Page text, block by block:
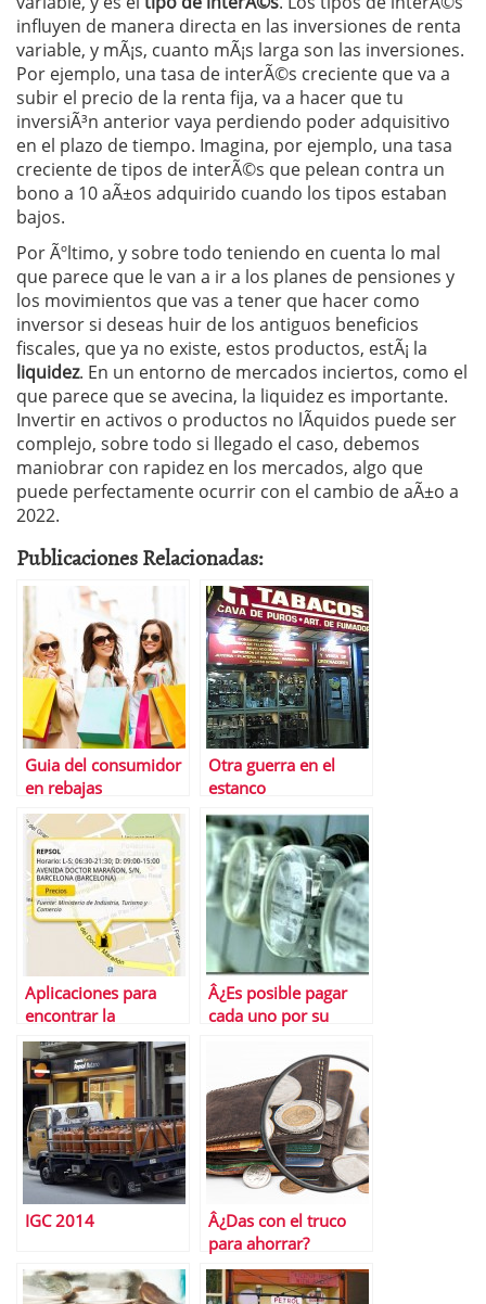
influyen de manera directa en las inversiones de renta
variable, y mÃ¡s, cuanto mÃ¡s larga son las inversiones.
Por ejemplo, una tasa de interÃ©s creciente que va a
subir el precio de la renta fija, va a hacer que tu
inversiÃ³n anterior vaya perdiendo poder adquisitivo
en el plazo de tiempo. Imagina, por ejemplo, una tasa
creciente de tipos de interÃ©s que pelean contra un
bono a 10 aÃ±os adquirido cuando los tipos estaban
bajos.
Por Ãºltimo, y sobre todo teniendo en cuenta lo mal
que parece que le van a ir a los planes de pensiones y
los movimientos que vas a tener que hacer como
inversor si deseas huir de los antiguos beneficios
fiscales, que ya no existe, estos productos, estÃ¡ la
liquidez. En un entorno de mercados inciertos, como el
que parece que se avecina, la liquidez es importante.
Invertir en activos o productos no lÃ­quidos puede ser
complejo, sobre todo si llegado el caso, debemos
maniobrar con rapidez en los mercados, algo que
puede perfectamente ocurrir con el cambio de aÃ±o a
2022.
Publicaciones Relacionadas:
Guia del consumidor
en rebajas
Otra guerra en el
estanco
Aplicaciones para
encontrar la
gasolinera mÃ¡s
barata
Â¿Es posible pagar
cada uno por su
IGC 2014
Â¿Das con el truco
para ahorrar?